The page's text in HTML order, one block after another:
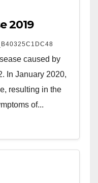
2019
caused by
In January 2020,
resulting in the
of...